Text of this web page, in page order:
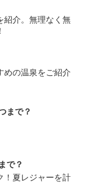
紹介。無理なく無
めの温泉をご紹介
まで？
で？
！夏レジャーを計